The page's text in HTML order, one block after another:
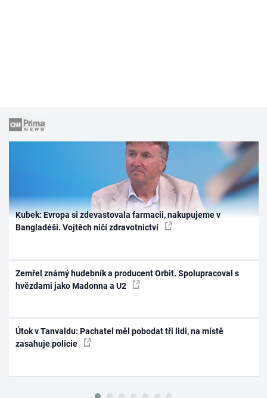
Kubek: Evropa si zdevastovala farmacii, nakupujeme v
Bangladéši. Vojtěch ničí zdravotnictví
Zemřel známý hudebník a producent Orbit. Spolupracoval s
hvězdami jako Madonna a U2
Útok v Tanvaldu: Pachatel měl pobodat tři lidi, na místě
zasahuje policie